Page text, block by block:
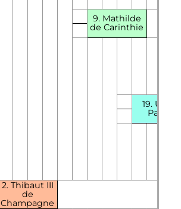
9. Mathilde
de Carinthie
19. Uta
Passau
2. Thibaut III
de
Champagne